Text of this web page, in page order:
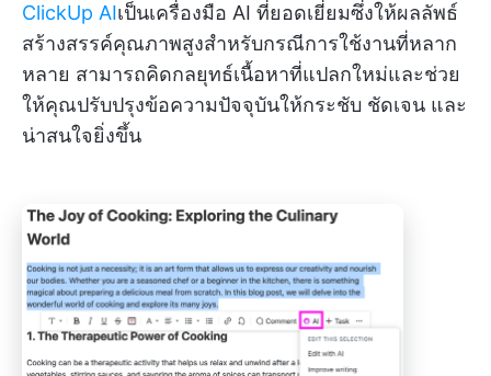
ClickUp AIเป็นเครื่องมือ AI ที่ยอดเยี่ยมซึ่งให้ผลลัพธ์
สร้างสรรค์คุณภาพสูงสำหรับกรณีการใช้งานที่หลาก
หลาย สามารถคิดกลยุทธ์เนื้อหาที่แปลกใหม่และช่วย
ให้คุณปรับปรุงข้อความปัจจุบันให้กระชับ ชัดเจน และ
น่าสนใจยิ่งขึ้น